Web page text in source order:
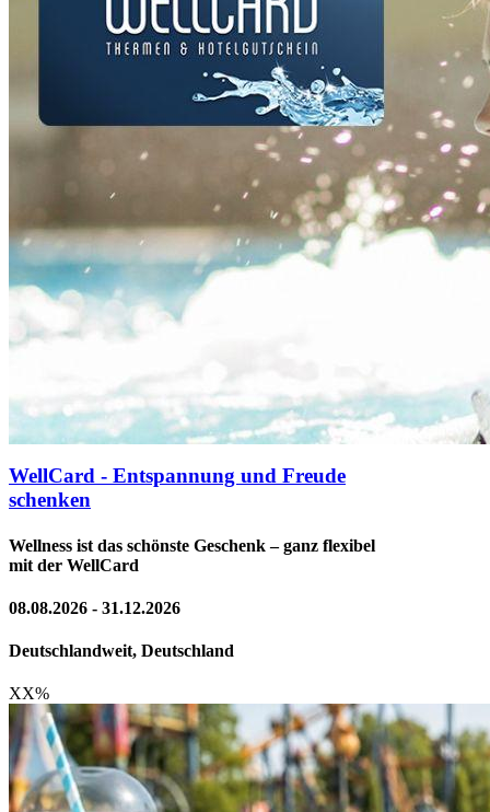
WellCard - Entspannung und Freude
schenken
Wellness ist das schönste Geschenk – ganz flexibel
mit der WellCard
08.08.2026 - 31.12.2026
Deutschlandweit, Deutschland
XX%